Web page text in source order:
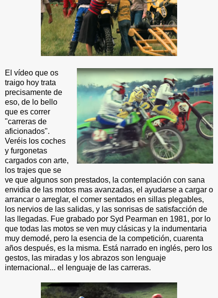
El vídeo que os
traigo hoy trata
precisamente de
eso, de lo bello
que es correr
"carreras de
aficionados".
Veréis los coches
y furgonetas
cargados con arte,
los trajes que se
ve que algunos son prestados, la contemplación con sana
envidia de las motos mas avanzadas, el ayudarse a cargar o
arrancar o arreglar, el comer sentados en sillas plegables,
los nervios de las salidas, y las sonrisas de satisfacción de
las llegadas. Fue grabado por Syd Pearman en 1981, por lo
que todas las motos se ven muy clásicas y la indumentaria
muy demodé, pero la esencia de la competición, cuarenta
años después, es la misma. Está narrado en inglés, pero los
gestos, las miradas y los abrazos son lenguaje
internacional... el lenguaje de las carreras.